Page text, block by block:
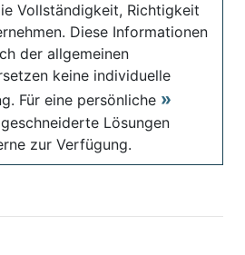
Vollständigkeit, Richtigkeit
Diese Informationen
der allgemeinen
keine individuelle
Für eine persönliche
Lösungen
zur Verfügung.